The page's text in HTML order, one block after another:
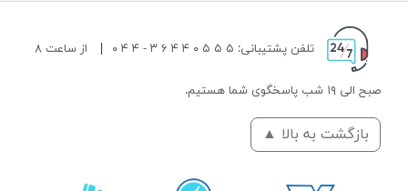
تلفن پشتیبانی: ۵ ۵ ۵ ۰ ۴ ۴ ۶ ۳ - ۴ ۴ ۰ از ساعت ۸
صبح الی ۱۹ شب پاسخگوی شما هستیم.
بازگشت به بالا ▲